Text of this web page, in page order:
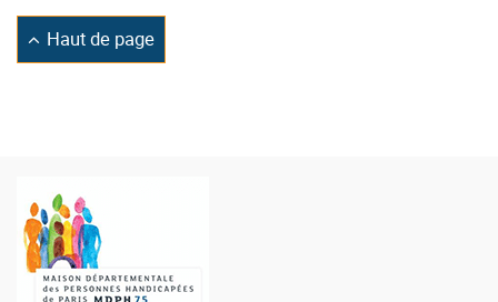
Retourner
en
Haut de page
Logo
de
la
MDPH